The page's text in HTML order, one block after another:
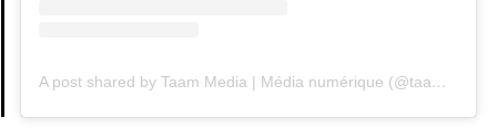
A post shared by Taam Media | Média numérique (@taammedia)